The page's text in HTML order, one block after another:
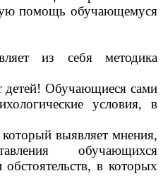
помощь обучающемуся
из себя методика
детей! Обучающиеся сами
условия, в
выявляет мнения,
обучающихся
в которых